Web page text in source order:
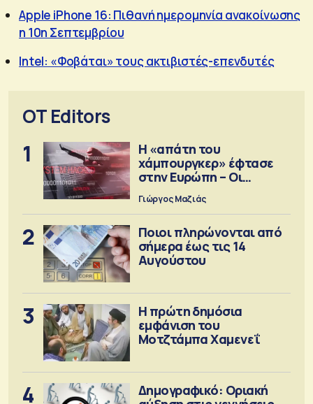
Apple iPhone 16: Πιθανή ημερομηνία ανακοίνωσης
η 10η Σεπτεμβρίου
Intel: «Φοβάται» τους ακτιβιστές-επενδυτές
OT Editors
1
Η «απάτη του
χάμπουργκερ» έφτασε
στην Ευρώπη – Οι
προειδοποιήσεις
Γιώργος Μαζιάς
2
Ποιοι πληρώνονται από
σήμερα έως τις 14
Αυγούστου
3
Η πρώτη δημόσια
εμφάνιση του
Μοτζτάμπα Χαμενεΐ
4
Δημογραφικό: Οριακή